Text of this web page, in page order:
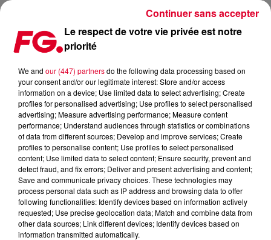
TOVE LO : NOUVEL ALBUM ! (VIDÉOS)
Publié : 28 octobre 2016 à 10h45 par La rédaction
Le respect de votre vie privée est notre
priorité
We and our (447) partnersdo the following data processing based on
your consent and/or our legitimate interest: Store and/or access
information on a device; Use limited data to select advertising; Create
profiles for personalised advertising; Use profiles to select personalised
advertising; Measure advertising performance; Measure content
performance; Understand audiences through statistics or combinations
of data from different sources; Develop and improve services; Create
profiles to personalise content; Use profiles to select personalised
content; Use limited data to select content; Ensure security, prevent and
detect fraud, and fix errors; Deliver and present advertising and content;
Save and communicate privacy choices. These technologies may
process personal data such as IP address and browsing data to offer
following functionalities: Identify devices based on information actively
requested; Use precise geolocation data; Match and combine data from
other data sources; Link different devices; Identify devices based on
information transmitted automatically.
Continuer sans accepter